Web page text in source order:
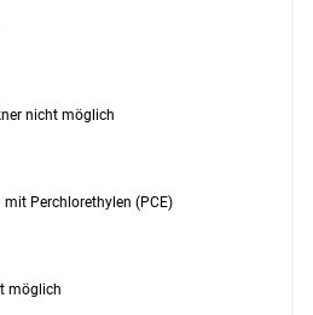
nicht möglich
Perchlor­ethylen (PCE)
möglich